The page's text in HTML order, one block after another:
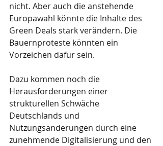
nicht. Aber auch die anstehende
Europawahl könnte die Inhalte des
Green Deals stark verändern. Die
Bauernproteste könnten ein
Vorzeichen dafür sein.
Dazu kommen noch die
Herausforderungen einer
strukturellen Schwäche
Deutschlands und
Nutzungsänderungen durch eine
zunehmende Digitalisierung und den